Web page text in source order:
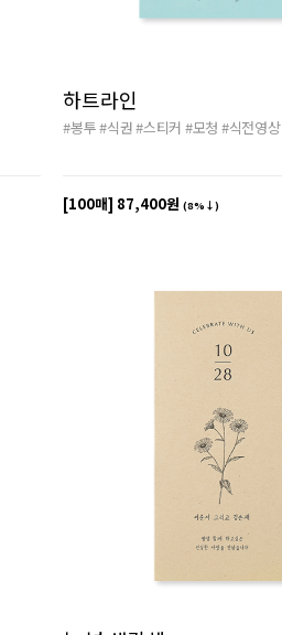
하트라인
#봉투#식권#스티커 #모청 #식전영상
[100매] 87,400원 (8%↓)